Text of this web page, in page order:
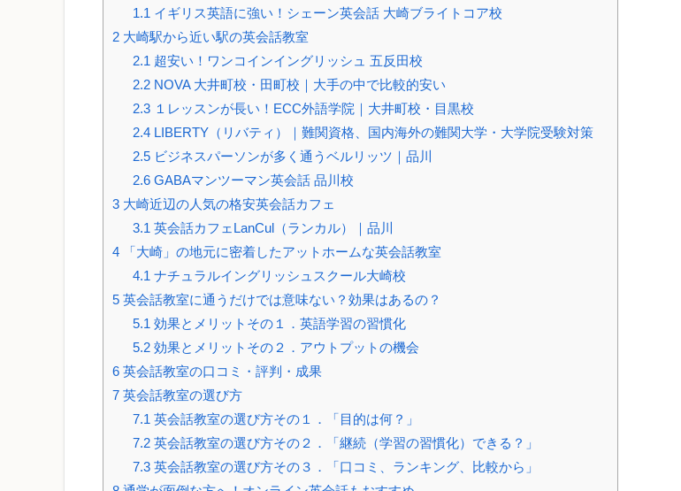
1.1 イギリス英語に強い！シェーン英会話 大崎ブライトコア校
2 大崎駅から近い駅の英会話教室
2.1 超安い！ワンコインイングリッシュ 五反田校
2.2NOVA 大井町校・田町校｜大手の中で比較的安い
2.3１レッスンが長い！ECC外語学院｜大井町校・目黒校
2.4LIBERTY（リバティ）｜難関資格、国内海外の難関大学・大学院受験対策
2.5ビジネスパーソンが多く通うベルリッツ｜品川
2.6GABAマンツーマン英会話 品川校
3 大崎近辺の人気の格安英会話カフェ
3.1 英会話カフェLanCul（ランカル）｜品川
4 「大崎」の地元に密着したアットホームな英会話教室
4.1 ナチュラルイングリッシュスクール大崎校
5 英会話教室に通うだけでは意味ない？効果はあるの？
5.1 効果とメリットその１．英語学習の習慣化
5.2効果とメリットその２．アウトプットの機会
6 英会話教室の口コミ・評判・成果
7 英会話教室の選び方
7.1 英会話教室の選び方その１．「目的は何？」
7.2英会話教室の選び方その２．「継続（学習の習慣化）できる？」
7.3英会話教室の選び方その３．「口コミ、ランキング、比較から」